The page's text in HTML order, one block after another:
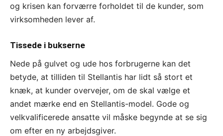
og krisen kan forværre forholdet til de kunder, som
virksomheden lever af.
Tissede i bukserne
Nede på gulvet og ude hos forbrugerne kan det
betyde, at tilliden til Stellantis har lidt så stort et
knæk, at kunder overvejer, om de skal vælge et
andet mærke end en Stellantis-model. Gode og
velkvalificerede ansatte vil måske begynde at se sig
om efter en ny arbejdsgiver.